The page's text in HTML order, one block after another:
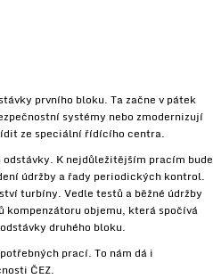
prvního bloku. Ta začne v pátek
systémy nebo zmodernizují
ze speciální řídícího centra.
K nejdůležitějším pracím bude
údržby a řady periodických kontrol.
turbíny. Vedle testů a běžné údržby
objemu, která spočívá
druhého bloku.
prací. To nám dá i
ČEZ.